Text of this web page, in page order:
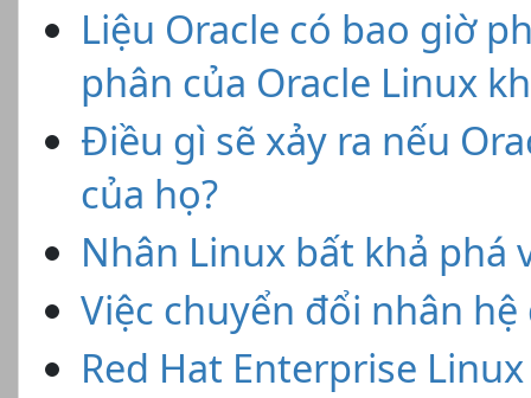
Liệu Oracle có bao giờ
phân của Oracle Linux
Điều gì sẽ xảy ra nếu
của họ?
Nhân Linux bất khả phá
Việc chuyển đổi nhân
Red Hat Enterprise Linux